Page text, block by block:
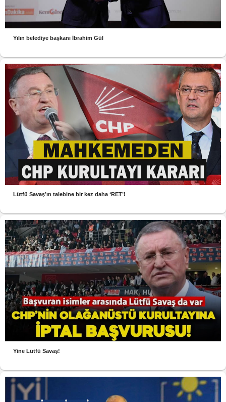
Yılın belediye başkanı İbrahim Gül
Lütfü Savaş’ın talebine bir kez daha ‘RET’!
Yine Lütfü Savaş!